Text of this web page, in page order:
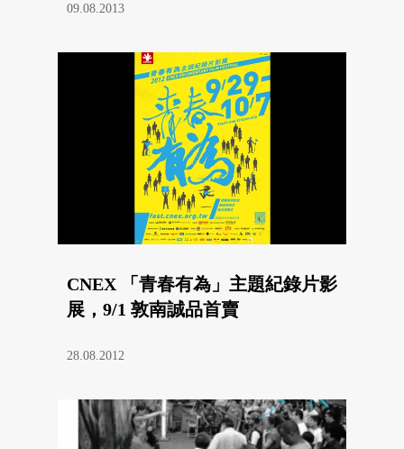
09.08.2013
CNEX 「青春有為」主題紀錄片影
展，9/1 敦南誠品首賣
28.08.2012